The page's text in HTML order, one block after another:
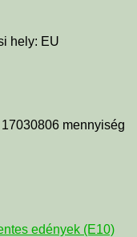
hely: EU
mennyiség
edények (E10)